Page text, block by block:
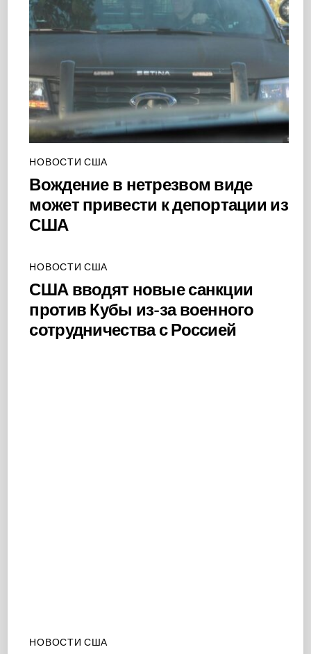
НОВОСТИ США
Вождение в нетрезвом виде
может привести к депортации из
США
НОВОСТИ США
США вводят новые санкции
против Кубы из-за военного
сотрудничества с Россией
НОВОСТИ США